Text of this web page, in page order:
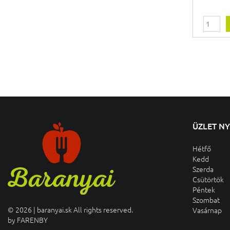
© 2026 | baranyai.sk All rights reserved.
by FARENBY
ÜZLET
Hétfő
Kedd
Szerda
Csütörtök
Péntek
Szombat
Vasárnap